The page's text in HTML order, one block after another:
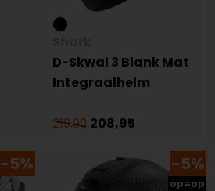
D-Skwal 3 Blank Mat
Integraalhelm
219,99 208,95
-5% -5%
op=op